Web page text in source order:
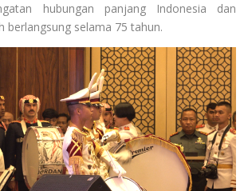
hubungan panjang Indonesia dan
berlangsung selama 75 tahun.